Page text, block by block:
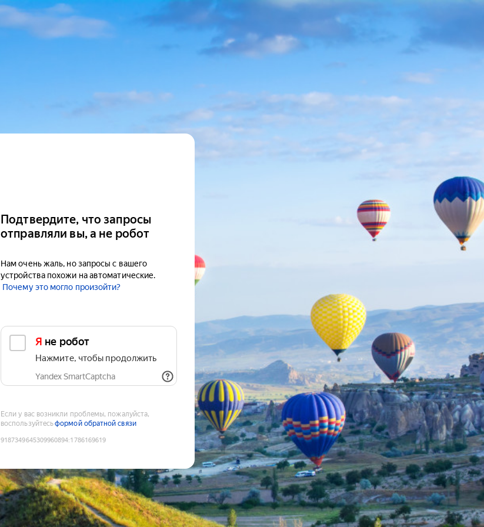
Подтвердите, что запросы
отправляли вы, а не робот
Нам очень жаль, но запросы с вашего
устройства похожи на автоматические.
Почему это могло произойти?
Я не робот
Нажмите, чтобы продолжить
Yandex SmartCaptcha
Если у вас возникли проблемы, пожалуйста,
воспользуйтесьформой обратной связи
9187349645309960894:1786169619